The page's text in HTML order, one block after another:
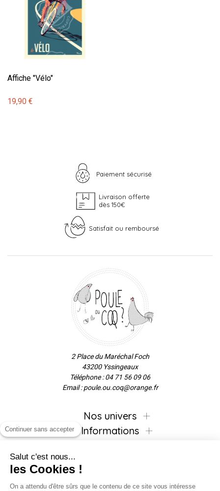
Affiche "Vélo"
19,90 €
Paiement sécurisé
Livraison offerte
dès 150€
Satisfait ou remboursé
2 Place du Maréchal Foch
43200 Yssingeaux
Téléphone : 04 71 56 09 06
Email : poule.ou.coq@orange.fr
Nos univers
Informations
Inscrivez-vous à la newsletter !
Continuer sans accepter
Salut c'est nous...
les Cookies !
On a attendu d'être sûrs que le contenu de ce site vous intéresse